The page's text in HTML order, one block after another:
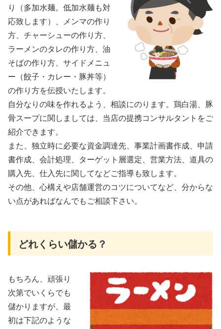
り（多加水麺。低加水麺も対
応致します）、メンマの作り
方、チャーシューの作り方、
ラーメンのタレの作り方、油
そばの作り方、サイドメニュ
ー（餃子・カレー・豚丼等）
の作り方を伝授いたします。
自分なりの味を作れるよう、相談にのります。鶏白湯、豚
骨スープに関しましては、当店の提携コンサルタントをご
紹介できます。
また、独立時に必要な資金調達先、事業計画書作成、申請
書作成、会計処理、ターゲット層選定、営業方法、道具の
購入先、仕入先に関してなどご指導も致します。
その他、心構えや店舗運営のコツについてなど、分からな
い点があればなんでもご相談下さい。
どれくらい儲かる？
もちろん、頑張り
次第でいくらでも
儲かりますが、最
初は下記のような